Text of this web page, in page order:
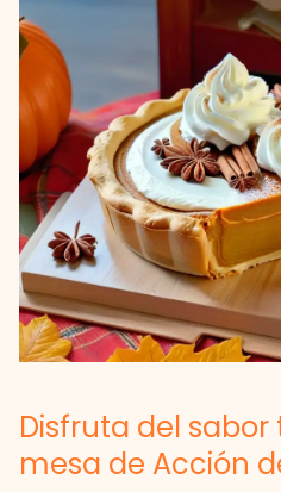
Disfruta del
mesa de Acción